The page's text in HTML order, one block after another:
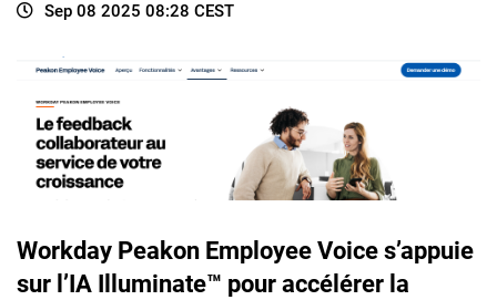
Sep 08 2025 08:28 CEST
Workday Peakon Employee Voice s’appuie
sur l’IA Illuminate™ pour accélérer la